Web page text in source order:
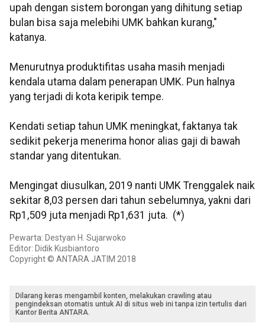
upah dengan sistem borongan yang dihitung setiap
bulan bisa saja melebihi UMK bahkan kurang,"
katanya.
Menurutnya produktifitas usaha masih menjadi
kendala utama dalam penerapan UMK. Pun halnya
yang terjadi di kota keripik tempe.
Kendati setiap tahun UMK meningkat, faktanya tak
sedikit pekerja menerima honor alias gaji di bawah
standar yang ditentukan.
Mengingat diusulkan, 2019 nanti UMK Trenggalek naik
sekitar 8,03 persen dari tahun sebelumnya, yakni dari
Rp1,509 juta menjadi Rp1,631 juta. (*)
Pewarta: Destyan H. Sujarwoko
Editor: Didik Kusbiantoro
Copyright © ANTARA JATIM 2018
Dilarang keras mengambil konten, melakukan crawling atau
pengindeksan otomatis untuk AI di situs web ini tanpa izin tertulis dari
Kantor Berita ANTARA.